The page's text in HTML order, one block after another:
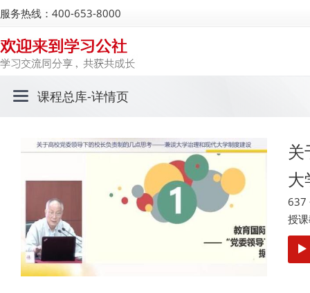
服务热线：400-653-8000
课程总库-详情页
大
授